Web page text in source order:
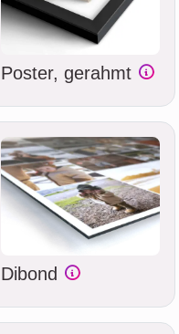
Poster, gerahmt
Dibond